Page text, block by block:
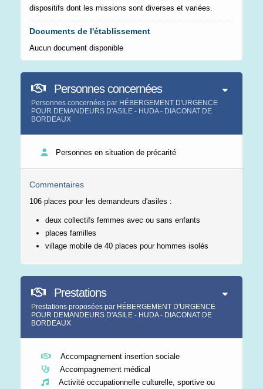
dispositifs dont les missions sont diverses et variées.
Documents de l'établissement
Aucun document disponible
Personnes concernées
Personnes concernées par HÉBERGEMENT D'URGENCE
POUR DEMANDEURS D'ASILE - HUDA - DIACONAT DE
BORDEAUX
Personnes en situation de précarité
Commentaires
106 places pour les demandeurs d'asiles :
deux collectifs femmes avec ou sans enfants
places familles
village mobile de 40 places pour hommes isolés
Prestations
Prestations proposées par HÉBERGEMENT D'URGENCE
POUR DEMANDEURS D'ASILE - HUDA - DIACONAT DE
BORDEAUX
Accompagnement insertion sociale
Accompagnement médical
Activité occupationnelle culturelle, sportive ou